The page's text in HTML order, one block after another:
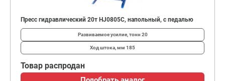
Пресс гидравлический 20т HJ0805C, напольный, с педалью
Развиваемое усилие, тонн 20
Ход штока, мм 185
Товар распродан